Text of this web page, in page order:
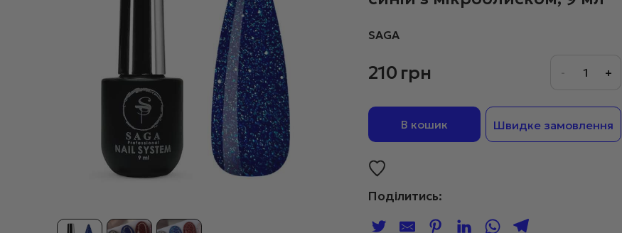
SAGA
210 грн
В кошик Швидке замовлення
Поділитись: